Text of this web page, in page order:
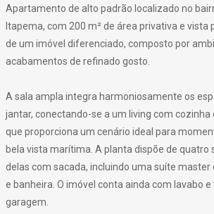
Apartamento de alto padrão localizado no
Itapema, com 200 m² de área privativa e vista
de um imóvel diferenciado, composto por
acabamentos de refinado gosto.
A sala ampla integra harmoniosamente os
jantar, conectando-se a um living com cozinha
que proporciona um cenário ideal para
bela vista marítima. A planta dispõe de quatro
delas com sacada, incluindo uma suíte
e banheira. O imóvel conta ainda com lavabo e
garagem.